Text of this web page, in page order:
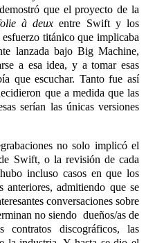
que el proyecto de la
à deuxentre Swift y los
titánico que implicaba
lanzada bajo Big Machine,
a esa idea, y a tomar esas
que escuchar. Tanto fue así
que a medida que las
serían las únicas versiones
no solo implicó el
Swift, o la revisión de cada
incluso casos en que los
anteriores, admitiendo que se
conversaciones sobre
no siendo dueños/as de
discográficos, las